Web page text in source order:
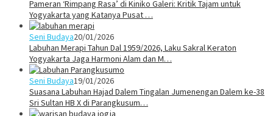
Pameran ‘Rimpang Rasa’ di Kiniko Galeri: Kritik Tajam untuk
Yogyakarta yang Katanya Pusat …
Seni Budaya20/01/2026
Labuhan Merapi Tahun Dal 1959/2026, Laku Sakral Keraton
Yogyakarta Jaga Harmoni Alam dan M…
Seni Budaya19/01/2026
Suasana Labuhan Hajad Dalem Tingalan Jumenengan Dalem ke-38
Sri Sultan HB X di Parangkusum…